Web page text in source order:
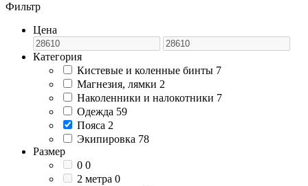
Фильтр
Цена
Категория
Кистевые и коленные бинты 7
Магнезия, лямки 2
Наколенники и налокотники 7
Одежда 59
Пояса 2
Экипировка 78
Размер
0 0
2 метра 0